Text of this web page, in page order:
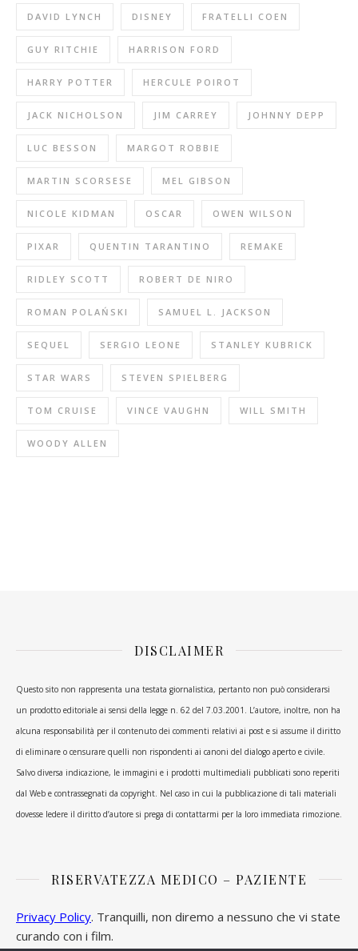
DAVID LYNCH DISNEY FRATELLI COEN
GUY RITCHIE HARRISON FORD
HARRY POTTER HERCULE POIROT
JACK NICHOLSON JIM CARREY JOHNNY DEPP
LUC BESSON MARGOT ROBBIE
MARTIN SCORSESE MEL GIBSON
NICOLE KIDMAN OSCAR OWEN WILSON
PIXAR QUENTIN TARANTINO REMAKE
RIDLEY SCOTT ROBERT DE NIRO
ROMAN POLAŃSKI SAMUEL L. JACKSON
SEQUEL SERGIO LEONE STANLEY KUBRICK
STAR WARS STEVEN SPIELBERG
TOM CRUISE VINCE VAUGHN WILL SMITH
WOODY ALLEN
DISCLAIMER
Questo sito non rappresenta una testata giornalistica, pertanto non può considerarsi
un prodotto editoriale ai sensi della legge n. 62 del 7.03.2001. L’autore, inoltre, non ha
alcuna responsabilità per il contenuto dei commenti relativi ai post e si assume il diritto
di eliminare o censurare quelli non rispondenti ai canoni del dialogo aperto e civile.
Salvo diversa indicazione, le immagini e i prodotti multimediali pubblicati sono reperiti
dal Web e contrassegnati da copyright. Nel caso in cui la pubblicazione di tali materiali
dovesse ledere il diritto d’autore si prega di contattarmi per la loro immediata rimozione.
RISERVATEZZA MEDICO – PAZIENTE
Privacy Policy. Tranquilli, non diremo a nessuno che vi state
curando con i film.